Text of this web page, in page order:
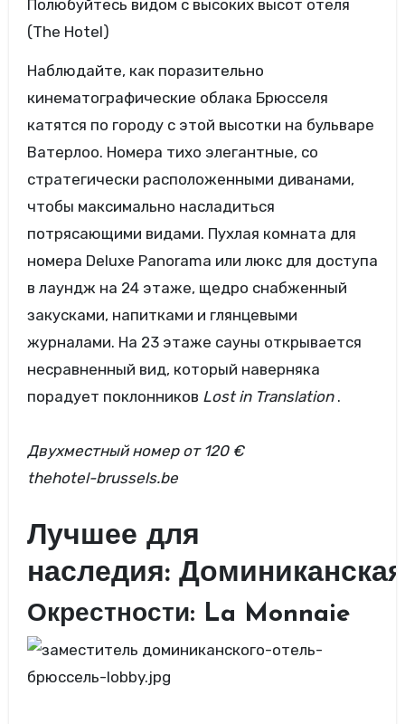
Полюбуйтесь видом с высоких высот отеля
(The Hotel)
Наблюдайте, как поразительно
кинематографические облака Брюсселя
катятся по городу с этой высотки на бульваре
Ватерлоо. Номера тихо элегантные, со
стратегически расположенными диванами,
чтобы максимально насладиться
потрясающими видами. Пухлая комната для
номера Deluxe Panorama или люкс для доступа
в лаундж на 24 этаже, щедро снабженный
закусками, напитками и глянцевыми
журналами. На 23 этаже сауны открывается
несравненный вид, который наверняка
порадует поклонников Lost in Translation.
Двухместный номер от 120 €
thehotel-brussels.be
Лучшее для
наследия: Доминиканская
Окрестности: La Monnaie